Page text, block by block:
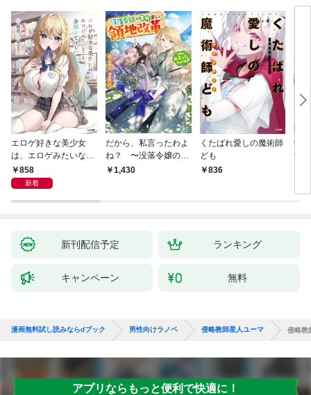
エロゲ好きな美少女
は、エロゲみたいなこ
と全部シてほしい【電
子ＳＳ特典付き】
858
新着
だから、私言ったわよ
ね？ 〜没落令嬢の案
外楽しい領地改革〜
1,430
くたばれ愛しの魔術師
ども
836
学
命
新刊配信予定 ランキング
キャンペーン 無料
漫画無料試し読みならdブック 男性向けラノベ 侵略教師星人ユーマ 侵略教
アプリならもっと便利で快適に！